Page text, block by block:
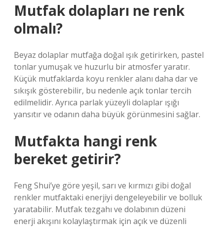
Mutfak dolapları ne renk
olmalı?
Beyaz dolaplar mutfağa doğal ışık getirirken, pastel
tonlar yumuşak ve huzurlu bir atmosfer yaratır.
Küçük mutfaklarda koyu renkler alanı daha dar ve
sıkışık gösterebilir, bu nedenle açık tonlar tercih
edilmelidir. Ayrıca parlak yüzeyli dolaplar ışığı
yansıtır ve odanın daha büyük görünmesini sağlar.
Mutfakta hangi renk
bereket getirir?
Feng Shui’ye göre yeşil, sarı ve kırmızı gibi doğal
renkler mutfaktaki enerjiyi dengeleyebilir ve bolluk
yaratabilir. Mutfak tezgahı ve dolabının düzeni
enerji akışını kolaylaştırmak için açık ve düzenli